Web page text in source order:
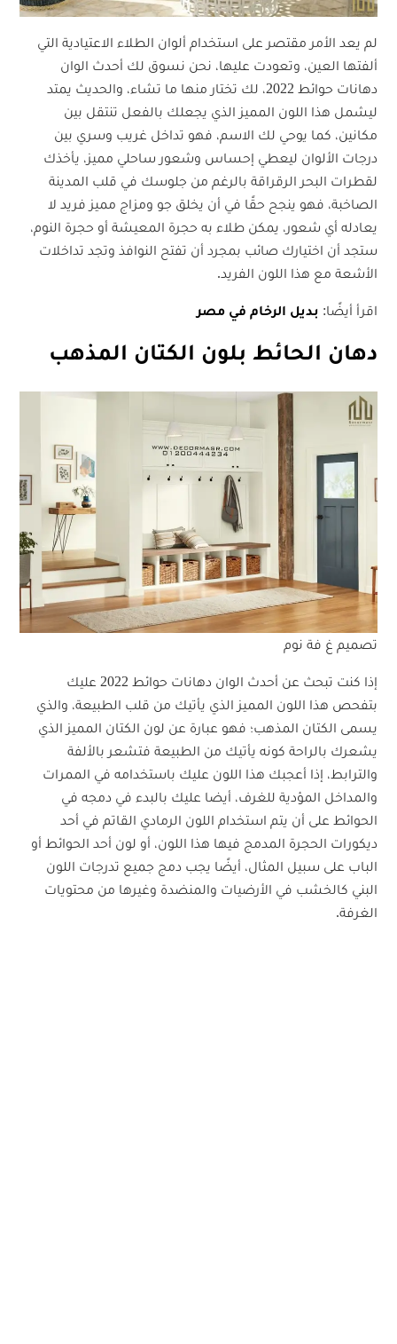
لم يعد الأمر مقتصر على استخدام ألوان الطلاء الاعتيادية التي
ألفتها العين، وتعودت عليها، نحن نسوق لك أحدث الوان
دهانات حوائط 2022، لك تختار منها ما تشاء، والحديث يمتد
ليشمل هذا اللون المميز الذي يجعلك بالفعل تنتقل بين
مكانين، كما يوحي لك الاسم، فهو تداخل غريب وسري بين
درجات الألوان ليعطي إحساس وشعور ساحلي مميز، يأخذك
لقطرات البحر الرقراقة بالرغم من جلوسك في قلب المدينة
الصاخبة، فهو ينجح حقًا في أن يخلق جو ومزاج مميز فريد لا
يعادله أي شعور، يمكن طلاء به حجرة المعيشة أو حجرة النوم،
ستجد أن اختيارك صائب بمجرد أن تفتح النوافذ وتجد تداخلات
الأشعة مع هذا اللون الفريد.
اقرأ أيضًا: بديل الرخام في مصر
دهان الحائط بلون الكتان المذهب
تصميم غ فة نوم
إذا كنت تبحث عن أحدث الوان دهانات حوائط 2022 عليك
بتفحص هذا اللون المميز الذي يأتيك من قلب الطبيعة، والذي
يسمى الكتان المذهب؛ فهو عبارة عن لون الكتان المميز الذي
يشعرك بالراحة كونه يأتيك من الطبيعة فتشعر بالألفة
والترابط، إذا أعجبك هذا اللون عليك باستخدامه في الممرات
والمداخل المؤدية للغرف، أيضا عليك بالبدء في دمجه في
الحوائط على أن يتم استخدام اللون الرمادي القاتم في أحد
ديكورات الحجرة المدمج فيها هذا اللون، أو لون أحد الحوائط أو
الباب على سبيل المثال، أيضًا يجب دمج جميع تدرجات اللون
البني كالخشب في الأرضيات والمنضدة وغيرها من محتويات
الغرفة.